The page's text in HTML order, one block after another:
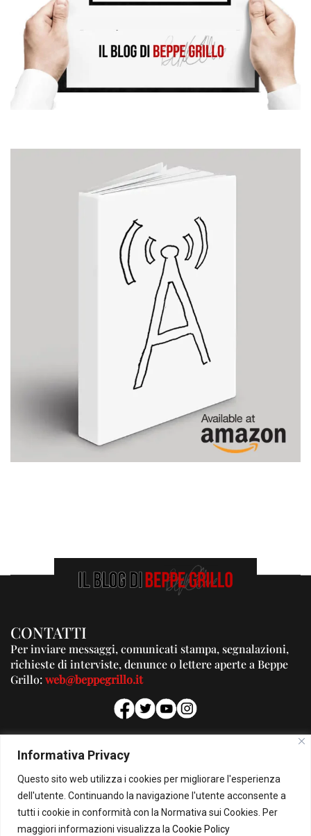
Informativa Privacy
Questo sito web utilizza i cookies per migliorare l'esperienza
dell'utente. Continuando la navigazione l'utente acconsente a
tutti i cookie in conformità con la Normativa sui Cookies. Per
maggiori informazioni visualizza la Cookie Policy
CONTATTI
Per inviare messaggi, comunicati stampa, segnalazioni,
richieste di interviste, denunce o lettere aperte a Beppe
Grillo:web@beppegrillo.it
PUBBLICITA'
Per la tua pubblicità su questo Blog:
pubblicita@beppegrillo.it